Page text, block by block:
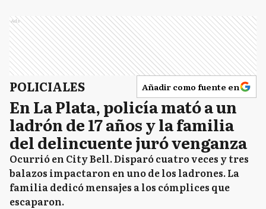
Ads
POLICIALES Añadir como fuente en
En La Plata, policía mató a un
ladrón de 17 años y la familia
del delincuente juró venganza
Ocurrió en City Bell. Disparó cuatro veces y tres
balazos impactaron en uno de los ladrones. La
familia dedicó mensajes a los cómplices que
escaparon.